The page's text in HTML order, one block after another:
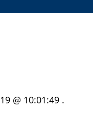
@ 10:01:49 .